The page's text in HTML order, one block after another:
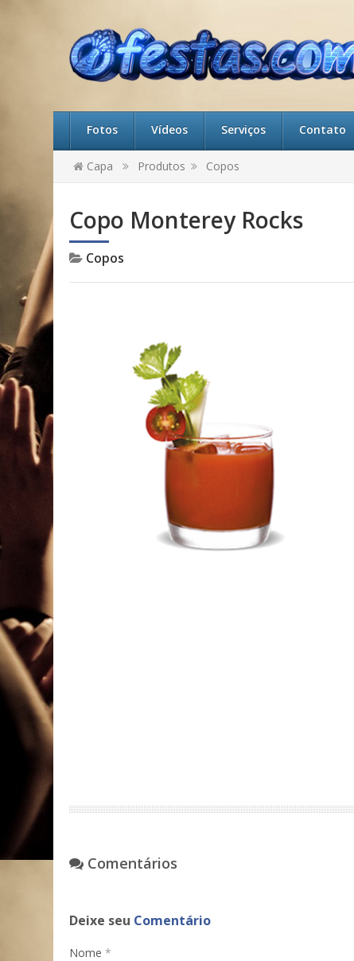
Fotos Vídeos Serviços Contato
Capa Produtos Copos
Copo Monterey Rocks
Copos
Comentários
Deixe seu Comentário
Nome *